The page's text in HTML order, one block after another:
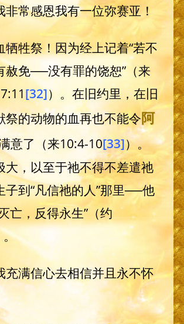
非常感恩我有一位弥赛亚！
牺牲祭！因为经上记着“若不
赦免──没有罪的饶恕”（来
[32]）。在旧约里，在旧
祭的动物的血再也不能令阿
意了（来10:4-10[33]）。
大，以至于祂不得不差遣祂
子到“凡信祂的人”那里──他
亡，反得永生”（约
。
充满信心去相信并且永不怀